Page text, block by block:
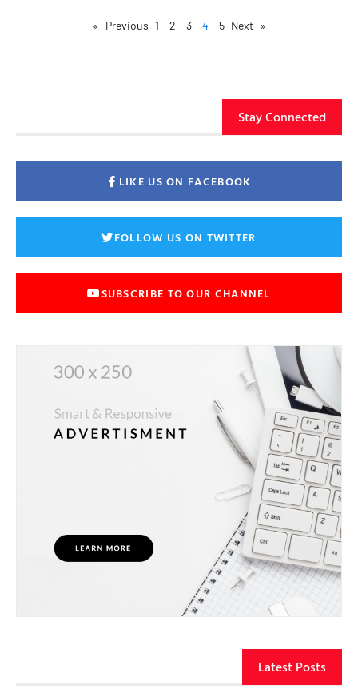
« Previous
1 2 3 4 5 Next »
Stay Connected
LIKE US ON FACEBOOK
FOLLOW US ON TWITTER
SUBSCRIBE TO OUR CHANNEL
Latest Posts